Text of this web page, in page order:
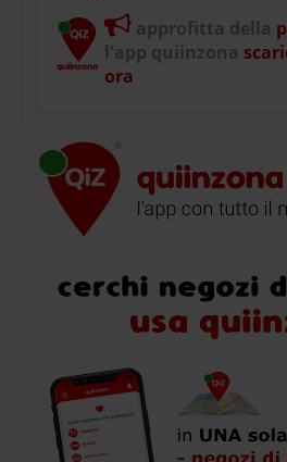
approfitta della
l'app quiinzona
ora